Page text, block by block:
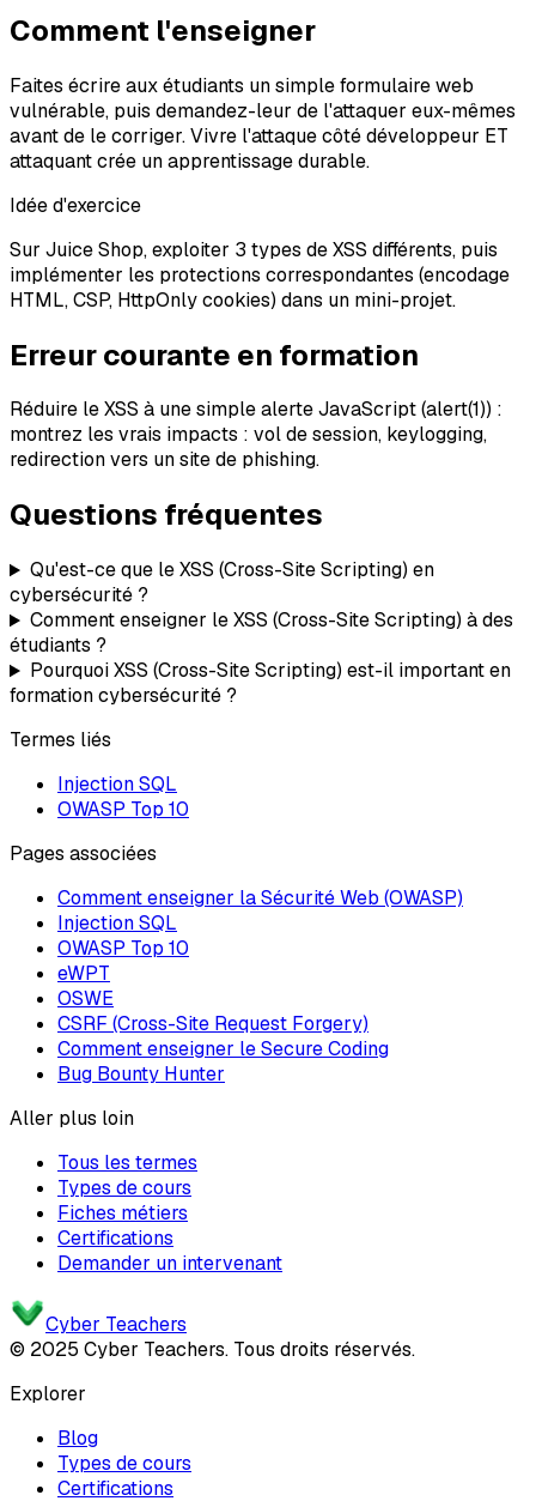
Comment l'enseigner
Faites écrire aux étudiants un simple formulaire web
vulnérable, puis demandez-leur de l'attaquer eux-mêmes
avant de le corriger. Vivre l'attaque côté développeur ET
attaquant crée un apprentissage durable.
Idée d'exercice
Sur Juice Shop, exploiter 3 types de XSS différents, puis
implémenter les protections correspondantes (encodage
HTML, CSP, HttpOnly cookies) dans un mini-projet.
Erreur courante en formation
Réduire le XSS à une simple alerte JavaScript (alert(1)) :
montrez les vrais impacts : vol de session, keylogging,
redirection vers un site de phishing.
Questions fréquentes
Qu'est-ce que le XSS (Cross-Site Scripting) en
cybersécurité ?
Comment enseigner le XSS (Cross-Site Scripting) à des
étudiants ?
Pourquoi XSS (Cross-Site Scripting) est-il important en
formation cybersécurité ?
Termes liés
Injection SQL
OWASP Top 10
Pages associées
Comment enseigner la Sécurité Web (OWASP)
Injection SQL
OWASP Top 10
eWPT
OSWE
CSRF (Cross-Site Request Forgery)
Comment enseigner le Secure Coding
Bug Bounty Hunter
Aller plus loin
Tous les termes
Types de cours
Fiches métiers
Certifications
Demander un intervenant
Cyber Teachers
© 2025 Cyber Teachers. Tous droits réservés.
Explorer
Blog
Types de cours
Certifications